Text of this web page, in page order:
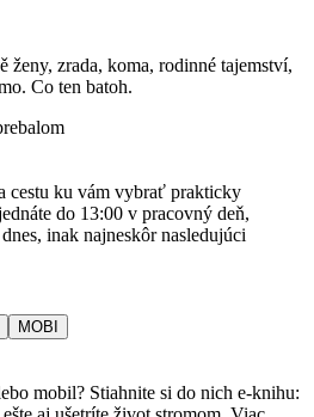
ženy, zrada, koma, rodinné tajemství,
Co ten batoh.
cestu ku vám vybrať prakticky
do 13:00 v pracovný deň,
inak najneskôr nasledujúci
MOBI
mobil? Stiahnite si do nich e-knihu: